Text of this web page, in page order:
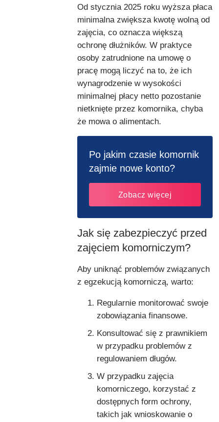
Od stycznia 2025 roku wyższa płaca
minimalna zwiększa kwotę wolną od
zajęcia, co oznacza większą
ochronę dłużników. W praktyce
osoby zatrudnione na umowę o
pracę mogą liczyć na to, że ich
wynagrodzenie w wysokości
minimalnej płacy netto pozostanie
nietknięte przez komornika, chyba
że mowa o alimentach.
Po jakim czasie komornik
zajmie nowe konto?
Zobacz więcej
Jak się zabezpieczyć przed
zajęciem komorniczym?
Aby uniknąć problemów związanych
z egzekucją komorniczą, warto:
Regularnie monitorować swoje
zobowiązania finansowe.
Konsultować się z prawnikiem
w przypadku problemów z
regulowaniem długów.
W przypadku zajęcia
komorniczego, korzystać z
dostępnych form ochrony,
takich jak wnioskowanie o